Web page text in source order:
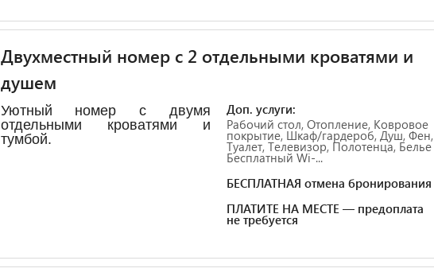
Двухместный номер с 2 отдельными кроватями и
душем
Уютный номер с двумя
отдельными кроватями и
тумбой.
Доп. услуги:
Рабочий стол, Отопление, Ковровое
покрытие, Шкаф/гардероб, Душ, Фен,
Туалет, Телевизор, Полотенца, Белье
Бесплатный Wi-...
БЕСПЛАТНАЯ отмена бронирования
ПЛАТИТЕ НА МЕСТЕ — предоплата
не требуется